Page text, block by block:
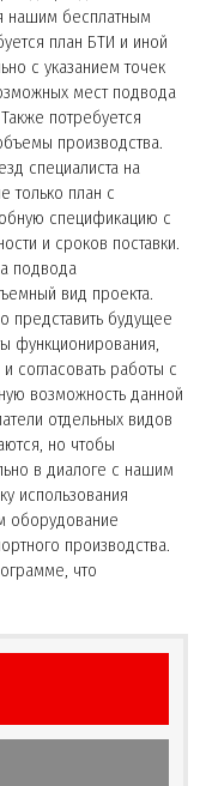
нашим бесплатным
план БТИ и иной
с указанием точек
мест подвода
потребуется
производства.
специалиста на
только план с
спецификацию с
и сроков поставки.
подвода
вид проекта.
представить будущее
функционирования,
согласовать работы с
возможность данной
отдельных видов
но чтобы
в диалоге с нашим
использования
оборудование
производства.
что